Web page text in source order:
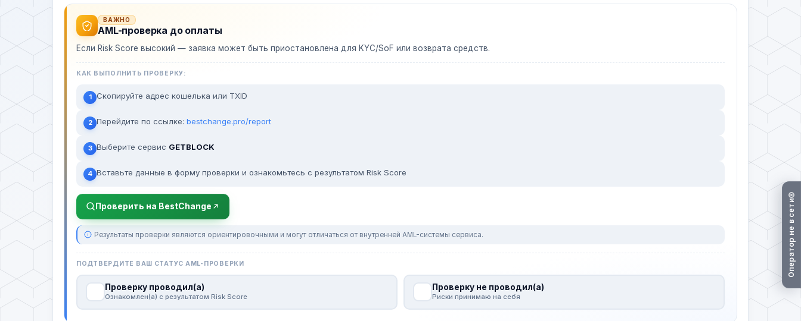
ВАЖНО
AML-проверка до оплаты
Если Risk Score высокий — заявка может быть приостановлена для KYC/SoF или возврата средств.
КАК ВЫПОЛНИТЬ ПРОВЕРКУ:
1 Скопируйте адрес кошелька или TXID
2 Перейдите по ссылке: bestchange.pro/report
3 Выберите сервис GETBLOCK
4 Вставьте данные в форму проверки и ознакомьтесь с результатом Risk Score
Проверить на BestChange
Результаты проверки являются ориентировочными и могут отличаться от внутренней AML-системы сервиса.
ПОДТВЕРДИТЕ ВАШ СТАТУС AML-ПРОВЕРКИ
Проверку проводил(а)
Ознакомлен(а) с результатом Risk Score
Проверку не проводил(а)
Риски принимаю на себя
Оператор не в сети